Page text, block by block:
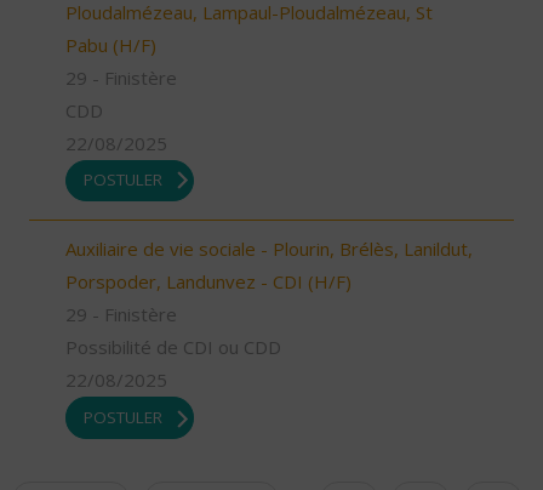
Ploudalmézeau, Lampaul-Ploudalmézeau, St
Pabu (H/F)
29 - Finistère
CDD
22/08/2025
POSTULER
Auxiliaire de vie sociale - Plourin, Brélès, Lanildut,
Porspoder, Landunvez - CDI (H/F)
29 - Finistère
Possibilité de CDI ou CDD
22/08/2025
POSTULER